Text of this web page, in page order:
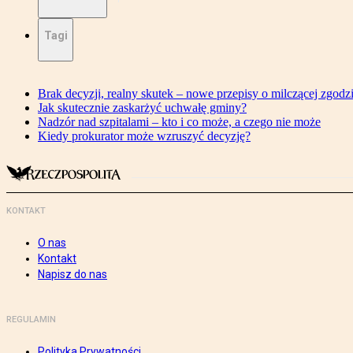
Tagi
Brak decyzji, realny skutek – nowe przepisy o milczącej
Jak skutecznie zaskarżyć uchwałę gminy?
Nadzór nad szpitalami – kto i co może, a czego nie może
Kiedy prokurator może wzruszyć decyzję?
KONTAKT
O nas
Kontakt
Napisz do nas
REGULAMIN